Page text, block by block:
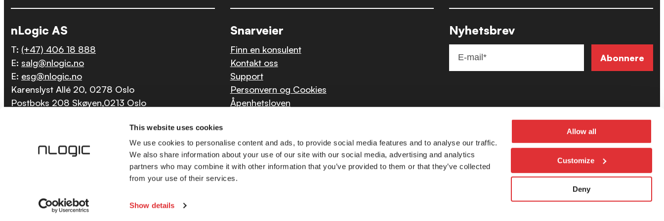
This website uses cookies
We use cookies to personalise content and ads, to provide social media features and to analyse our traffic.
We also share information about your use of our site with our social media, advertising and analytics
partners who may combine it with other information that you’ve provided to them or that they’ve collected
from your use of their services.
Show details
Allow all
Customize
Deny
nLogic AS
T: (+47) 406 18 888
E: salg@nlogic.no
E: esg@nlogic.no
Karenslyst Allé 20, 0278 Oslo
Postboks 208 Skøyen,0213 Oslo
Snarveier
Finn en konsulent
Kontakt oss
Support
Personvern og Cookies
Åpenhetsloven
Nyhetsbrev
Til toppen Copyright © 2026 nLogic Følg oss på: Facebook Linkedin